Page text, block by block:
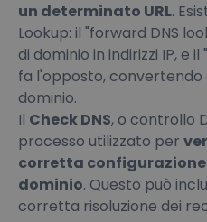
un determinato URL.
Lookup: il "forward DNS
di dominio in indirizzi IP, e
fa l'opposto, convertendo
dominio.
Il Check DNS, o controllo
processo utilizzato per
corretta configurazione
dominio. Questo può
corretta risoluzione dei